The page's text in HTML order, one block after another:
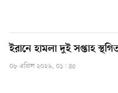
ইরানে হামলা দুই সপ্তাহ
০৮ এপ্রিল ২০২৬, ০১: ৪৫